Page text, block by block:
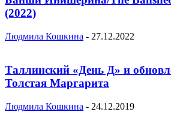
(2022)
Людмила Кошкина - 27.12.2022
Таллинский «День Д» и
Толстая Маргарита
Людмила Кошкина - 24.12.2019